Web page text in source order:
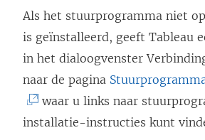
Als het stuurprogramma niet
is geïnstalleerd, geeft Tableau
in het dialoogvenster
naar de pagina
waar u links naar
installatie-instructies kunt